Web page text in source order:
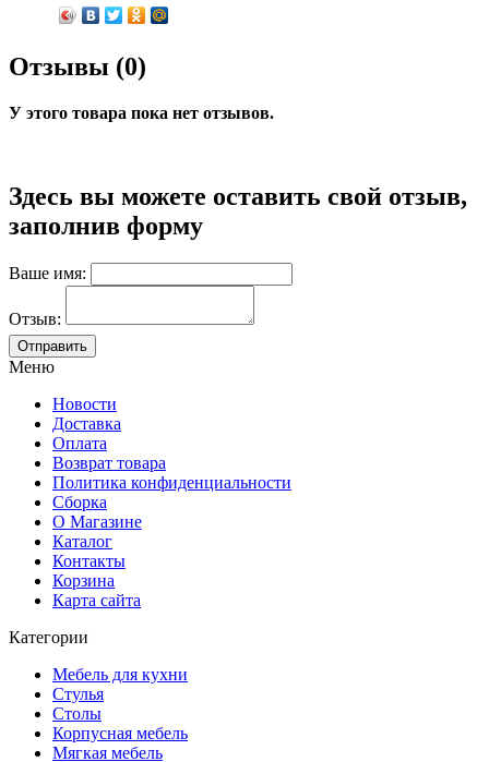
Отзывы (0)
У этого товара пока нет отзывов.
Здесь вы можете оставить свой отзыв,
заполнив форму
Ваше имя:
Отзыв:
Меню
Новости
Доставка
Оплата
Возврат товара
Политика конфиденциальности
Сборка
О Магазине
Каталог
Контакты
Корзина
Карта сайта
Категории
Мебель для кухни
Стулья
Столы
Корпусная мебель
Мягкая мебель